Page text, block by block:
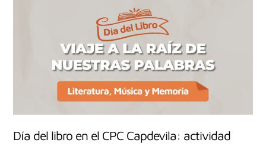
Día del libro en el CPC Capdevila: actividad